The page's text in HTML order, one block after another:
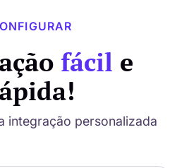
fácil e
integração personalizada